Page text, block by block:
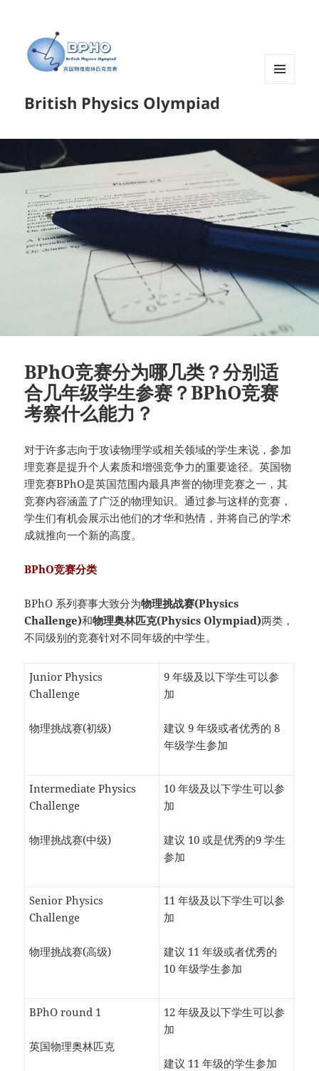
British Physics Olympiad
BPhO竞赛分为哪几类？分别适
合几年级学生参赛？BPhO竞赛
考察什么能力？
对于许多志向于攻读物理学或相关领域的学生来说，参加
理竞赛是提升个人素质和增强竞争力的重要途径。英国物
理竞赛BPhO是英国范围内最具声誉的物理竞赛之一，其
竞赛内容涵盖了广泛的物理知识。通过参与这样的竞赛，
学生们有机会展示出他们的才华和热情，并将自己的学术
成就推向一个新的高度。
BPhO竞赛分类
BPhO 系列赛事大致分为物理挑战赛(Physics
Challenge)和物理奥林匹克(Physics Olympiad)两类，
不同级别的竞赛针对不同年级的中学生。
Junior Physics
Challenge
物理挑战赛(初级)
9 年级及以下学生可以参
加
建议 9 年级或者优秀的 8
年级学生参加
Intermediate Physics
Challenge
物理挑战赛(中级)
10 年级及以下学生可以参
加
建议 10 或是优秀的9 学生
参加
Senior Physics
Challenge
物理挑战赛(高级)
11 年级及以下学生可以参
加
建议 11 年级或者优秀的
10 年级学生参加
BPhO round 1
英国物理奥林匹克
12 年级及以下学生可以参
加
建议 11 年级的学生参加